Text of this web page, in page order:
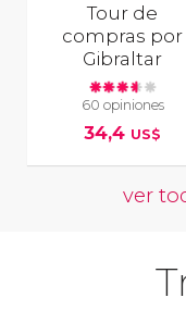
Tour de
compras por
Gibraltar
60 opiniones
34,4 US$
ver